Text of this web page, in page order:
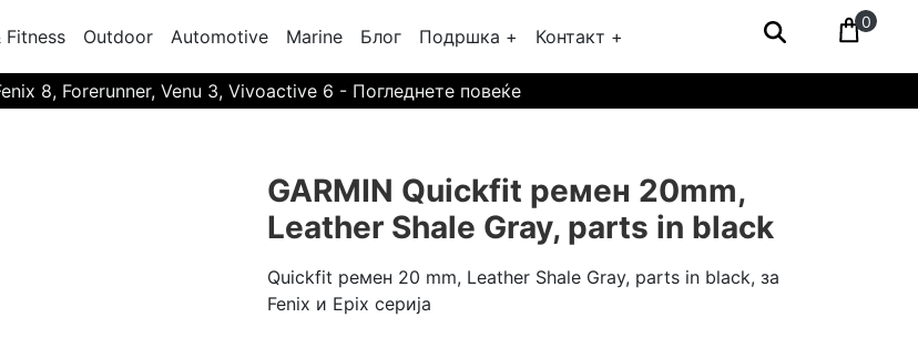
Fitness Outdoor Automotive Marine Блог Подршка + Контакт +
0
8, Forerunner, Venu 3, Vivoactive 6 - Погледнете повеќе
GARMIN Quickfit ремен 20mm,
Leather Shale Gray, parts in black
Quickfit ремен 20 mm, Leather Shale Gray, parts in black, за
Fenix и Epix серија